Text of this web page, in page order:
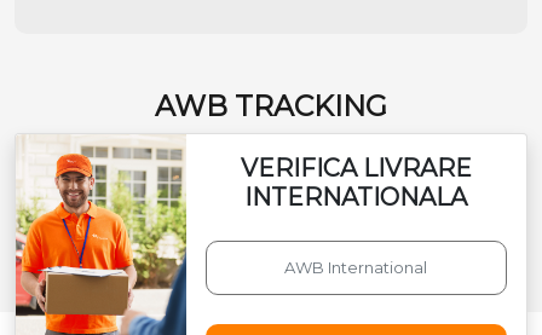
AWB TRACKING
VERIFICA LIVRARE
INTERNATIONALA